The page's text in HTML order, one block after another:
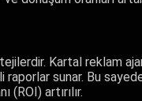
Kartal reklam
raporlar sunar. Bu
(ROI) artırılır.